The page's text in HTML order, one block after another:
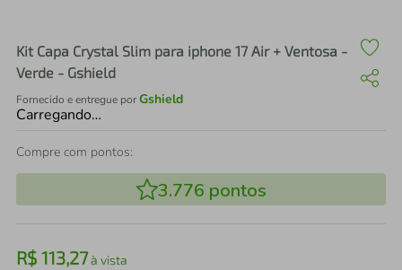
Kit Capa Crystal Slim para iphone 17 Air + Ventosa -
Verde - Gshield
Fornecido e entregue porGshield
Carregando…
Compre com pontos:
3.776 pontos
R$ 113,27à vista